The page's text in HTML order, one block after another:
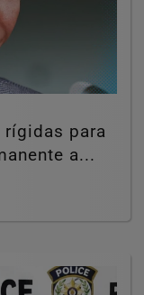
para
a...